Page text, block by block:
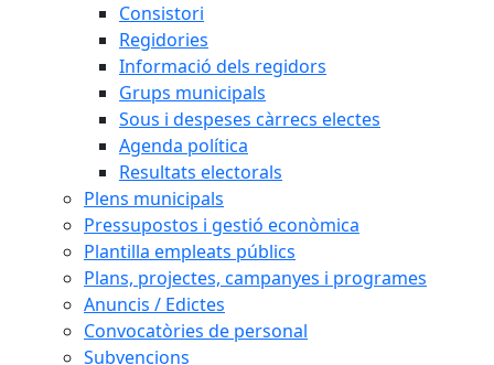
Consistori
Regidories
Informació dels regidors
Grups municipals
Sous i despeses càrrecs electes
Agenda política
Resultats electorals
Plens municipals
Pressupostos i gestió econòmica
Plantilla empleats públics
Plans, projectes, campanyes i programes
Anuncis / Edictes
Convocatòries de personal
Subvencions